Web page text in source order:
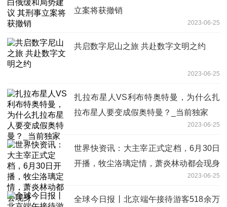
立案将获撤销
2023-06-25
共启数字尼山之旅 共赴数字文明之约
2023-06-25
扎拉布星人VS利布特奥特曼，为什么扎
拉布星人要变成假奥特曼？_当前独家
2023-06-25
世界快资讯：大主宰正式定档，6月30日
开播，牧尘洛璃定情，萧炎林动都会现身
2023-06-25
全球今日报丨北京端午接待游客518余万